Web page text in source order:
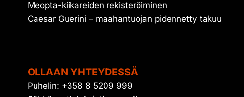
Meopta-kiikareiden rekisteröiminen
Caesar Guerini – maahantuojan pidennetty takuu
OLLAAN YHTEYDESSÄ
Puhelin: +358 8 5209 999